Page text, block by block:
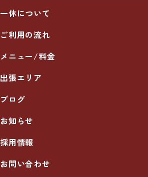
一休について
ご利用の流れ
メニュー/料金
出張エリア
ブログ
お知らせ
採用情報
お問い合わせ